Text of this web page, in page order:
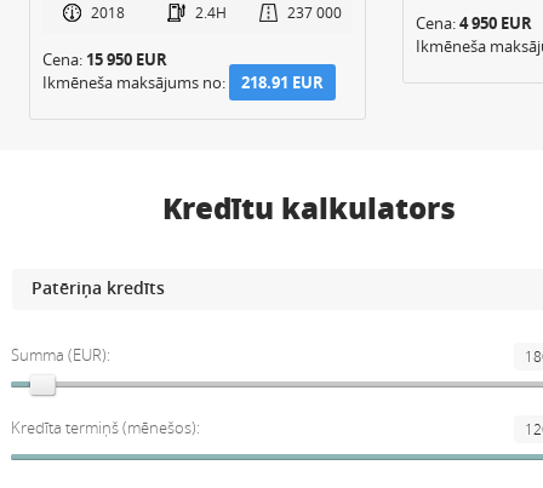
2018 2.4H 237 000
Cena: 15 950 EUR
Ikmēneša maksājums no:
218.91 EUR
Cena:4 950 EUR
Ikmēneša
Kredītu kalkulators
Summa (EUR):
Kredīta termiņš (mēnešos):